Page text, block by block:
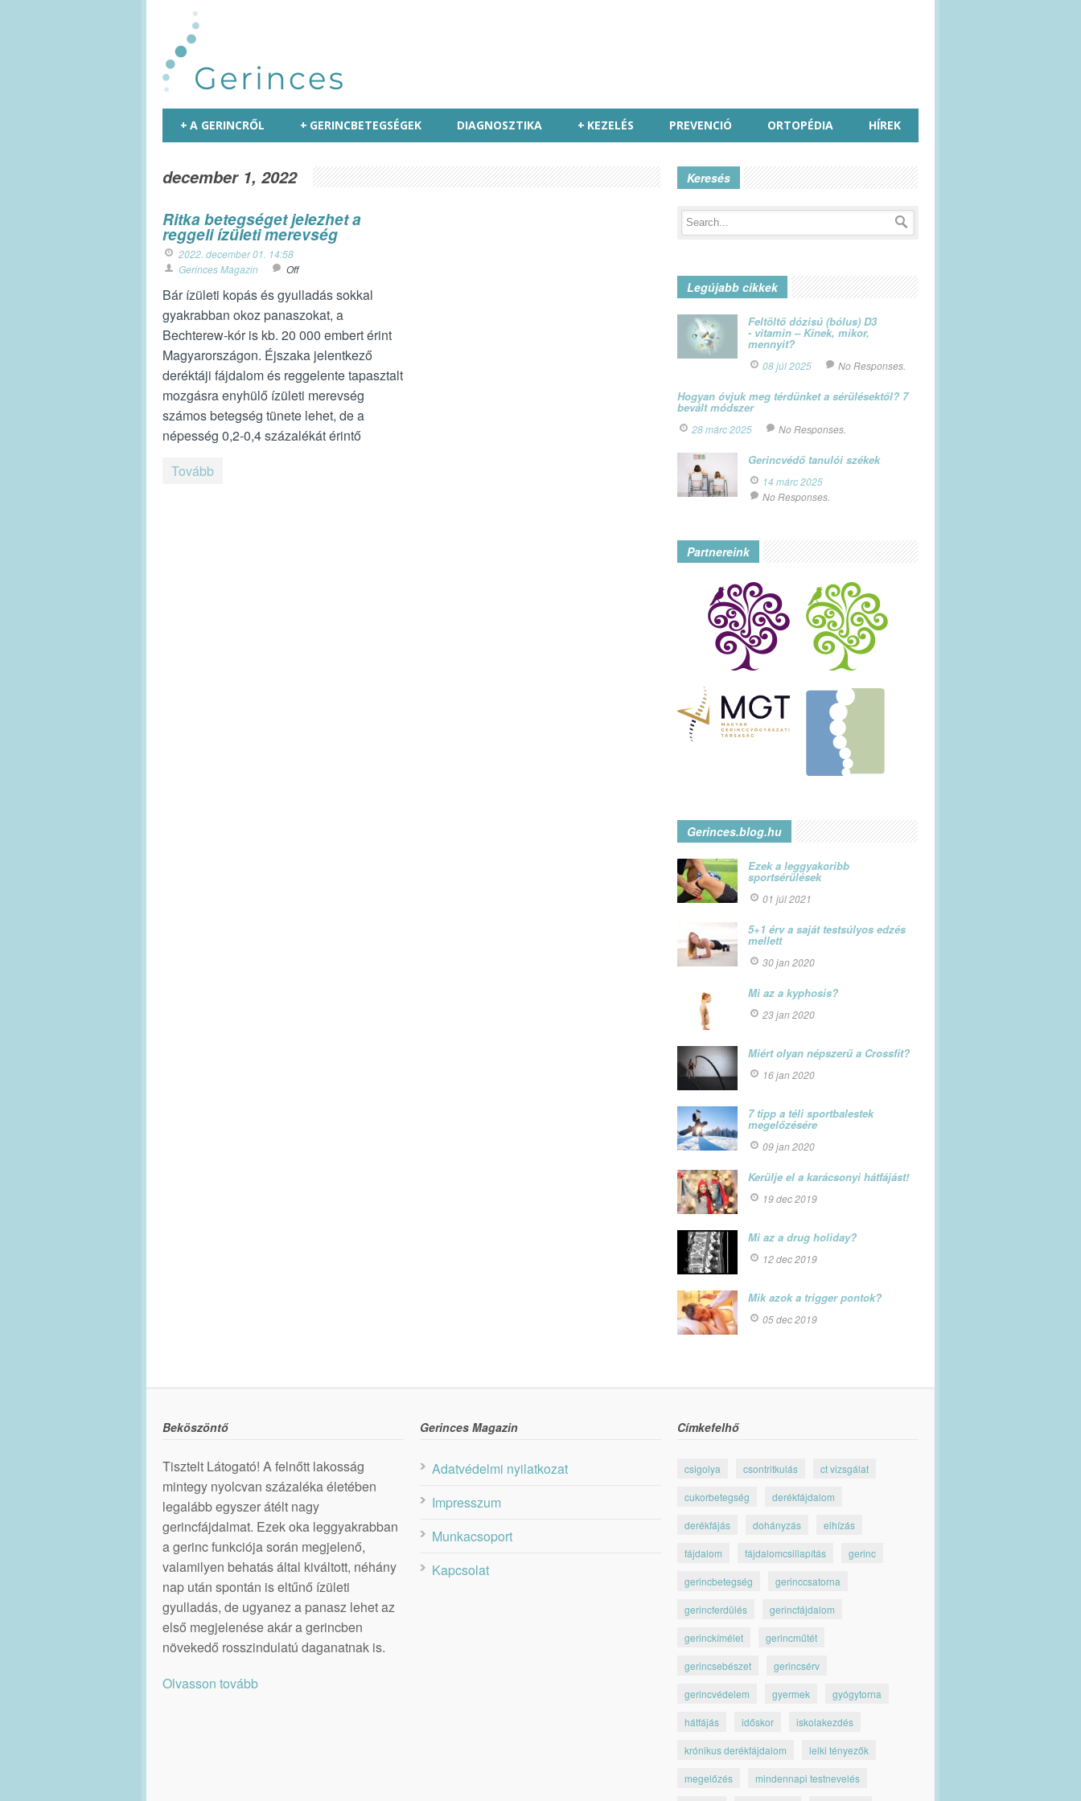
A GERINCRŐL
+ GERINCBETEGSÉGEK
+ DIAGNOSZTIKA KEZELÉS
+ PREVENCIÓ ORTOPÉDIA HÍREK
december 1, 2022
Ritka betegséget jelezhet a
reggeli ízületi merevség
2022. december 01. 14:58
Gerinces Magazin
Off
Bár ízületi kopás és gyulladás sokkal
gyakrabban okoz panaszokat, a
Bechterew-kór is kb. 20 000 embert érint
Magyarországon. Éjszaka jelentkező
deréktáji fájdalom és reggelente tapasztalt
mozgásra enyhülő ízületi merevség
számos betegség tünete lehet, de a
népesség 0,2-0,4 százalékát érintő
Tovább
Keresés
Legújabb cikkek
Feltöltő dózisú (bólus) D3
- vitamin – Kinek, mikor,
mennyit?
08 júl 2025 No Responses.
Hogyan óvjuk meg térdünket a sérülésektől? 7
bevált módszer
28 márc 2025 No Responses.
Gerincvédő tanulói székek
14 márc 2025
No Responses.
Partnereink
Gerinces.blog.hu
Ezek a leggyakoribb
sportsérülések
01 júl 2021
5+1 érv a saját testsúlyos edzés
mellett
30 jan 2020
Mi az a kyphosis?
23 jan 2020
Miért olyan népszerű a Crossfit?
16 jan 2020
7 tipp a téli sportbalestek
megelőzésére
09 jan 2020
Kerülje el a karácsonyi hátfájást!
19 dec 2019
Mi az a drug holiday?
12 dec 2019
Mik azok a trigger pontok?
05 dec 2019
Beköszöntő
Tisztelt Látogató! A felnőtt lakosság
mintegy nyolcvan százaléka életében
legalább egyszer átélt nagy
gerincfájdalmat. Ezek oka leggyakrabban
a gerinc funkciója során megjelenő,
valamilyen behatás által kiváltott, néhány
nap után spontán is eltűnő ízületi
gyulladás, de ugyanez a panasz lehet az
első megjelenése akár a gerincben
növekedő rosszindulatú daganatnak is.
Olvasson tovább
Gerinces Magazin
Adatvédelmi nyilatkozat
Impresszum
Munkacsoport
Kapcsolat
Címkefelhő
csigolya csontritkulás ct vizsgálat
cukorbetegség derékfájdalom
derékfájás dohányzás elhízás
fájdalom fájdalomcsillapítás gerinc
gerincbetegség gerinccsatorna
gerincferdülés gerincfájdalom
gerinckímélet gerincműtét
gerincsebészet gerincsérv
gerincvédelem gyermek gyógytorna
hátfájás időskor iskolakezdés
krónikus derékfájdalom lelki tényezők
megelőzés mindennapi testnevelés